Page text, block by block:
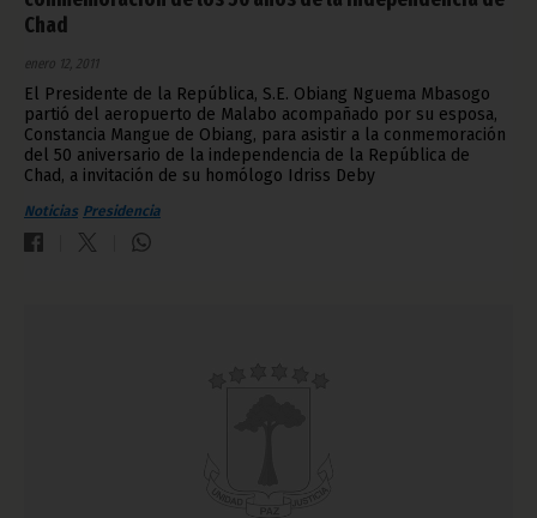
Chad
enero 12, 2011
El Presidente de la República, S.E. Obiang Nguema Mbasogo
partió del aeropuerto de Malabo acompañado por su esposa,
Constancia Mangue de Obiang, para asistir a la conmemoración
del 50 aniversario de la independencia de la República de
Chad, a invitación de su homólogo Idriss Deby
Noticias Presidencia